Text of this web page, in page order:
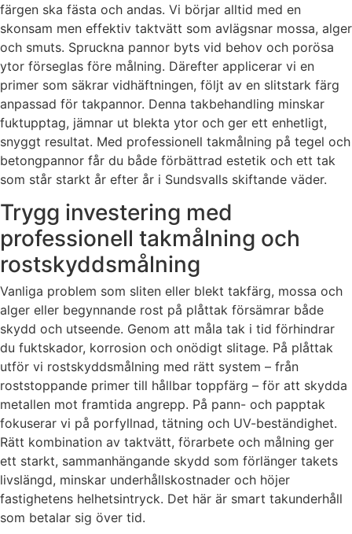
färgen ska fästa och andas. Vi börjar alltid med en
skonsam men effektiv taktvätt som avlägsnar mossa, alger
och smuts. Spruckna pannor byts vid behov och porösa
ytor förseglas före målning. Därefter applicerar vi en
primer som säkrar vidhäftningen, följt av en slitstark färg
anpassad för takpannor. Denna takbehandling minskar
fuktupptag, jämnar ut blekta ytor och ger ett enhetligt,
snyggt resultat. Med professionell takmålning på tegel och
betongpannor får du både förbättrad estetik och ett tak
som står starkt år efter år i Sundsvalls skiftande väder.
Trygg investering med
professionell takmålning och
rostskyddsmålning
Vanliga problem som sliten eller blekt takfärg, mossa och
alger eller begynnande rost på plåttak försämrar både
skydd och utseende. Genom att måla tak i tid förhindrar
du fuktskador, korrosion och onödigt slitage. På plåttak
utför vi rostskyddsmålning med rätt system – från
roststoppande primer till hållbar toppfärg – för att skydda
metallen mot framtida angrepp. På pann- och papptak
fokuserar vi på porfyllnad, tätning och UV-beständighet.
Rätt kombination av taktvätt, förarbete och målning ger
ett starkt, sammanhängande skydd som förlänger takets
livslängd, minskar underhållskostnader och höjer
fastighetens helhetsintryck. Det här är smart takunderhåll
som betalar sig över tid.